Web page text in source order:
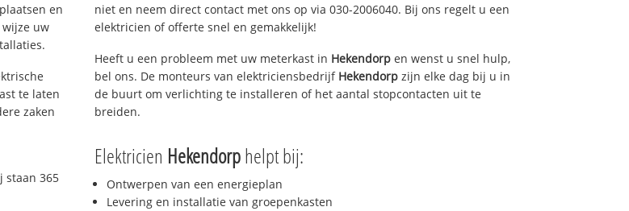
en
uw
te laten
zaken
staan 365
niet en neem direct contact met ons op via 030-2006040. Bij ons regelt u een
elektricien of offerte snel en gemakkelijk!
Heeft u een probleem met uw meterkast in Hekendorp en wenst u snel hulp,
bel ons. De monteurs van elektriciensbedrijf Hekendorp zijn elke dag bij u in
de buurt om verlichting te installeren of het aantal stopcontacten uit te
breiden.
Elektricien Hekendorphelpt bij:
Ontwerpen van een energieplan
Levering en installatie van groepenkasten